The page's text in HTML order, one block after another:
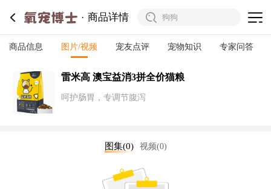
商品详情
商品信息 图片/视频 宠友点评 宠物知识 专家问答
雷米高 澳宝益消3拼全价猫粮
呵护肠胃，专调节腹泻
图集(0) 视频(0)